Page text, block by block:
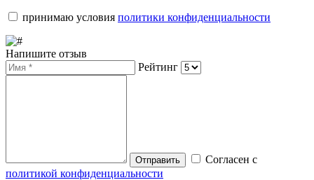
принимаю условия политики конфиденциальности
Напишите отзыв
Рейтинг
Отправить
Согласен с
политикой конфиденциальности